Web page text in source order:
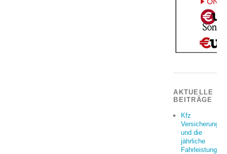
AKTUELLE
BEITRÄGE
Kfz
Versicherung
und die
jährliche
Fahrleistung